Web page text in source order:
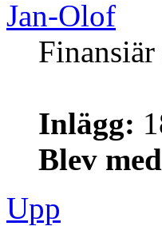
Jan-Olof
Inlägg:
Blev
Upp